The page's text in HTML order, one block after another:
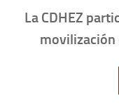
La CDHEZ